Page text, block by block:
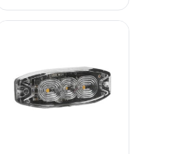
€33,31.€25,44.